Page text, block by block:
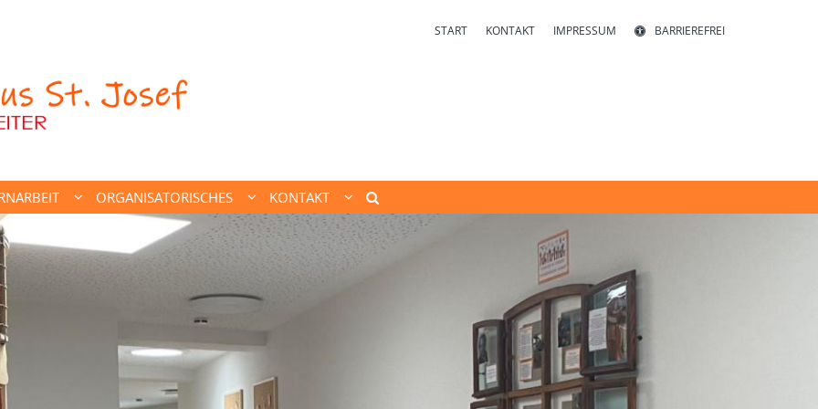
START KONTAKT IMPRESSUM BARRIEREFREI
ORGANISATORISCHES KONTAKT